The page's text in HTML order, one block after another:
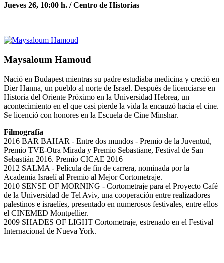
Jueves 26, 10:00 h. / Centro de Historias
Maysaloum Hamoud
Nació en Budapest mientras su padre estudiaba medicina y creció en
Dier Hanna, un pueblo al norte de Israel. Después de licenciarse en
Historia del Oriente Próximo en la Universidad Hebrea, un
acontecimiento en el que casi pierde la vida la encauzó hacia el cine.
Se licenció con honores en la Escuela de Cine Minshar.
Filmografía
2016 BAR BAHAR - Entre dos mundos - Premio de la Juventud,
Premio TVE-Otra Mirada y Premio Sebastiane, Festival de San
Sebastián 2016. Premio CICAE 2016
2012 SALMA - Película de fin de carrera, nominada por la
Academia Israelí al Premio al Mejor Cortometraje.
2010 SENSE OF MORNING - Cortometraje para el Proyecto Café
de la Universidad de Tel Aviv, una cooperación entre realizadores
palestinos e israelíes, presentado en numerosos festivales, entre ellos
el CINEMED Montpellier.
2009 SHADES OF LIGHT Cortometraje, estrenado en el Festival
Internacional de Nueva York.